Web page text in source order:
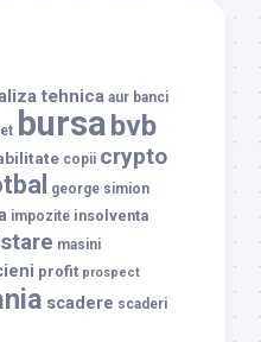
tehnica aur banci
bursabvb
copii crypto
george simion
impozite insolventa
masini
profit prospect
scadere scaderi